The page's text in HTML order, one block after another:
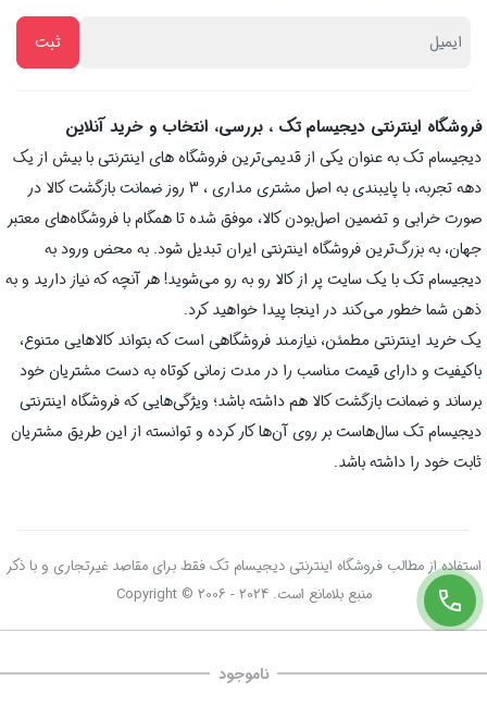
ناموجود
فروشگاه اینترنتی دیجیسام تک ، بررسی، انتخاب و خرید آنلاین
دیجیسام تک به عنوان یکی از قدیمی‌ترین فروشگاه های اینترنتی با بیش از یک
دهه تجربه، با پایبندی به اصل مشتری مداری ، 3 روز ضمانت بازگشت کالا در
صورت خرابی و تضمین اصل‌بودن کالا، موفق شده تا همگام با فروشگاه‌های معتبر
جهان، به بزرگ‌ترین فروشگاه اینترنتی ایران تبدیل شود. به محض ورود به
دیجیسام تک با یک سایت پر از کالا رو به رو می‌شوید! هر آنچه که نیاز دارید و به
ذهن شما خطور می‌کند در اینجا پیدا خواهید کرد.
یک خرید اینترنتی مطمئن، نیازمند فروشگاهی است که بتواند کالاهایی متنوع،
باکیفیت و دارای قیمت مناسب را در مدت زمانی کوتاه به دست مشتریان خود
برساند و ضمانت بازگشت کالا هم داشته باشد؛ ویژگی‌هایی که فروشگاه اینترنتی
دیجیسام تک سال‌هاست بر روی آن‌ها کار کرده و توانسته از این طریق مشتریان
ثابت خود را داشته باشد.
استفاده از مطالب فروشگاه اینترنتی دیجیسام تک فقط برای مقاصد غیرتجاری و با ذکر
منبع بلامانع است. Copyright © 2006 - 2024